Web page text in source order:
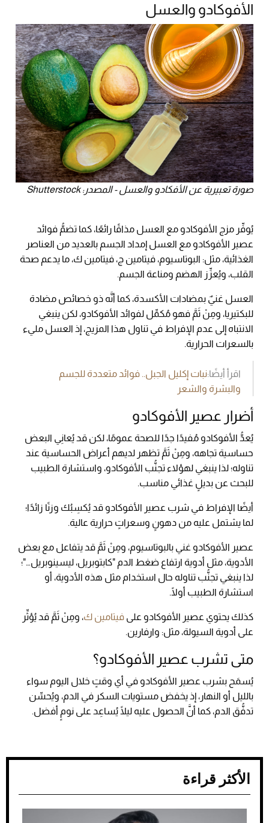
الأفوكادو والعسل
صورة تعبيرية عن الأفكادو والعسل - المصدر: Shutterstock
يُوفِّر مزج الأفوكادو مع العسل مذاقًا رائعًا، كما تضمُّ فوائد
عصير الأفوكادو مع العسل إمداد الجسم بالعديد من العناصر
الغذائية، مثل: البوتاسيوم، فيتامين ج، فيتامين ك، ما يدعم صحة
القلب، ويُعزِّز الهضم ومناعة الجسم.
العسل غنيٌ بمضادات الأكسدة، كما أنَّه ذو خصائص مضادة
للبكتيريا، ومِنْ ثَمَّ فهو مُكمِّل لفوائد الأفوكادو، لكن ينبغي
الانتباه إلى عدم الإفراط في تناول هذا المزيج، إذ العسل مليء
بالسعرات الحرارية.
اقرأ أيضًا:نبات إكليل الجبل.. فوائد متعددة للجسم
والبشرة والشعر
أضرار عصير الأفوكادو
يُعدُّ الأفوكادو مُفيدًا جدًا للصحة عمومًا، لكن قد يُعانِي البعض
حساسية تجاهه، ومِنْ ثَمَّ تظهر لديهم أعراض الحساسية عند
تناوله؛ لذا ينبغي لهؤلاء تجنُّب الأفوكادو، واستشارة الطبيب
للبحث عن بديلٍ غذائي مناسب.
أيضًا الإفراط في شرب عصير الأفوكادو قد يُكسِبُك وزنًا زائدًا؛
لما يشتمل عليه من دهونٍ وسعراتٍ حرارية عالية.
عصير الأفوكادو غني بالبوتاسيوم، ومِنْ ثَمَّ قد يتفاعل مع بعض
الأدوية، مثل أدوية ارتفاع ضغط الدم "كابتوبريل، ليسينوبريل…"؛
لذا ينبغي تجنُّب تناوله حال استخدام مثل هذه الأدوية، أو
استشارة الطبيب أولًا.
كذلك يحتوي عصير الأفوكادو على فيتامين ك، ومِنْ ثَمَّ قد يُؤثِّر
على أدوية السيولة، مثل: وارفارين.
متى تشرب عصير الأفوكادو؟
يُسمَح بشرب عصير الأفوكادو في أي وقتٍ خلال اليوم سواء
بالليل أو النهار، إذ يخفض مستويات السكر في الدم، ويُحسِّن
تدفُّق الدم، كما أنَّ الحصول عليه ليلًا يُساعِد على نومٍ أفضل.
الأكثر قراءة